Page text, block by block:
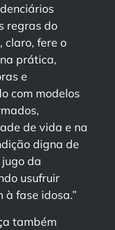
regras do
claro, fere o
prática,
e
com modelos
de vida e na
digna de
da
usufruir
fase idosa.”
também